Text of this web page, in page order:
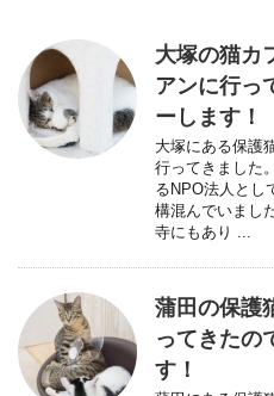
大塚の猫カ
アンに行っ
ーします！
大塚にある保護
行ってきました
るNPO法人とし
構混んでいまし
寺にもあり ...
蒲田の保護
ってきたの
す！